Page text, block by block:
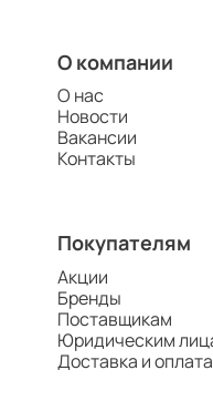
О компании
О нас
Новости
Вакансии
Контакты
Покупателям
Акции
Бренды
Поставщикам
Юридическим
Доставка и оплата